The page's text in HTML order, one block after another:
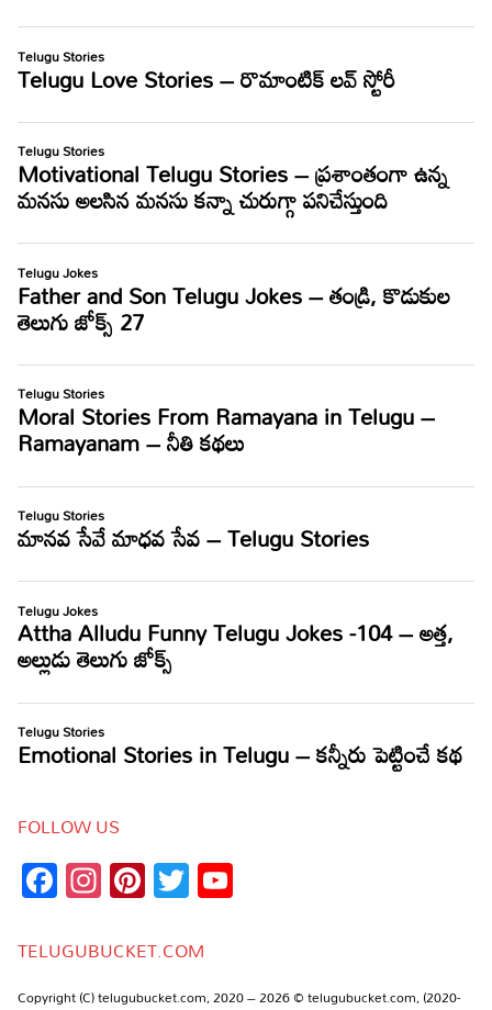
FOLLOW US
Facebook
Instagram
Pinterest
Twitter
TELUGUBUCKET.COM
Copyright (C) telugubucket.com, 2020 – 2026 © telugubucket.com, (2020-